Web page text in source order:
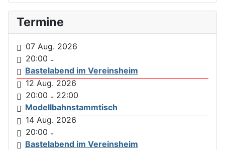
Termine
07 Aug. 2026
20:00 -
Bastelabend im Vereinsheim
12 Aug. 2026
20:00 - 22:00
Modellbahnstammtisch
14 Aug. 2026
20:00 -
Bastelabend im Vereinsheim